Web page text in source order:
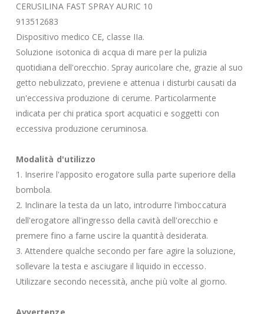
CERUSILINA FAST SPRAY AURIC 10
913512683
Dispositivo medico CE, classe IIa.
Soluzione isotonica di acqua di mare per la pulizia
quotidiana dell'orecchio. Spray auricolare che, grazie al suo
getto nebulizzato, previene e attenua i disturbi causati da
un'eccessiva produzione di cerume. Particolarmente
indicata per chi pratica sport acquatici e soggetti con
eccessiva produzione ceruminosa.
Modalità d'utilizzo
1. Inserire l'apposito erogatore sulla parte superiore della
bombola.
2. Inclinare la testa da un lato, introdurre l'imboccatura
dell'erogatore all'ingresso della cavità dell'orecchio e
premere fino a farne uscire la quantità desiderata.
3. Attendere qualche secondo per fare agire la soluzione,
sollevare la testa e asciugare il liquido in eccesso.
Utilizzare secondo necessità, anche più volte al giorno.